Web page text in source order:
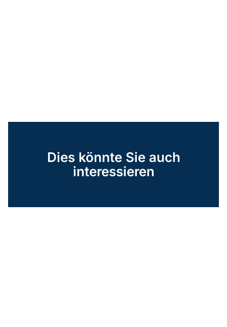
Dies könnte Sie auch
interessieren